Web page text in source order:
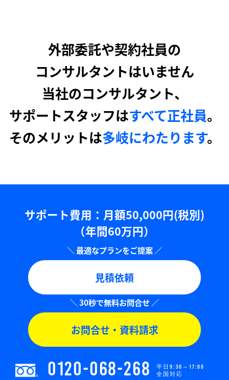
外部委託や契約社員の
コンサルタントはいません
当社のコンサルタント、
サポートスタッフはすべて正社員。
そのメリットは多岐にわたります。
サポート費用：⽉額50,000円(税別)
（年間60万円）
見積依頼
お問合せ・資料請求
0120-068-268
平日9:30～17:00
全国対応